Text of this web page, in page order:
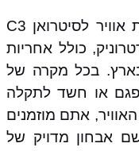
שירות שיפוץ / החלפת סליל כרית אוויר לסיטרואן C3
כולל אחריות
בכל מקרה של
או חשד לתקלה
אתם מוזמנים
אבחון מדויק של